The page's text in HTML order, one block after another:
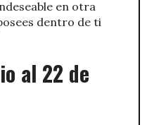
en otra
dentro de ti
al 22 de